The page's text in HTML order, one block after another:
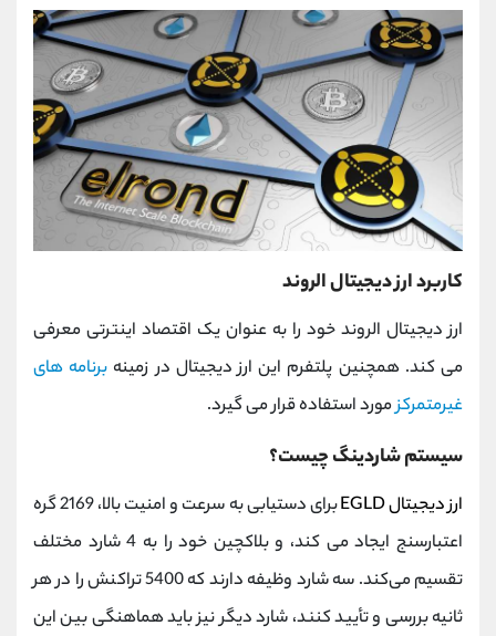
کاربرد ارز دیجیتال الروند
ارز دیجیتال الروند خود را به عنوان یک اقتصاد اینترتی معرفی
می کند. همچنین پلتفرم این ارز دیجیتال در زمینه برنامه های
غیرمتمرکزمورد استفاده قرار می گیرد.
سیستم شاردینگ چیست؟
ارز دیجیتال EGLD
برای دستیابی به سرعت و امنیت بالا، 2169 گره
اعتبارسنج ایجاد می کند، و بلاکچین خود را به 4 شارد مختلف
تقسیم می‌کند. سه شارد وظیفه‌ دارند که 5400 تراکنش را در هر
ثانیه بررسی و تأیید کنند، شارد دیگر نیز باید هماهنگی بین این